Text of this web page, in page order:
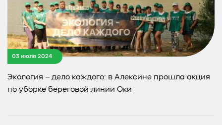
03 июля 2024
Экология – дело каждого: в Алексине прошла акция
по уборке береговой линии Оки